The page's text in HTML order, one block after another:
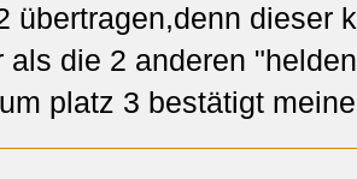
übertragen,denn dieser
als die 2 anderen
platz 3 bestätigt